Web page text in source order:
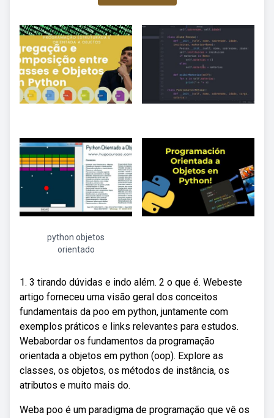
python objetos
orientado
1. 3 tirando dúvidas e indo além. 2 o que é. Webeste
artigo forneceu uma visão geral dos conceitos
fundamentais da poo em python, juntamente com
exemplos práticos e links relevantes para estudos.
Webabordar os fundamentos da programação
orientada a objetos em python (oop). Explore as
classes, os objetos, os métodos de instância, os
atributos e muito mais do.
Weba poo é um paradigma de programação que vê os